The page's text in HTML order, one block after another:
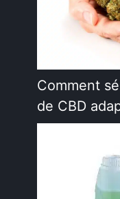
Comment
de CBD